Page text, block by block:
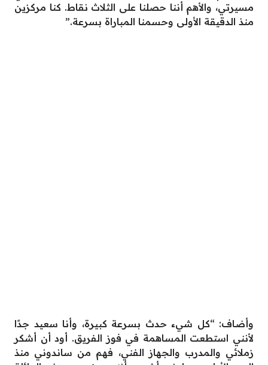
مسيرتي، والأهم أننا حصلنا على الثلاث نقاط. كنا مركزين
منذ الدقيقة الأولى وحسمنا المباراة بسرعة.”
وأضاف: “كل شيء حدث بسرعة كبيرة، وأنا سعيد جدًا
لأنني استطعت المساهمة في فوز الفريق. أود أن أشكر
زملائي والمدرب والجهاز الفني، فهم من ساندوني منذ